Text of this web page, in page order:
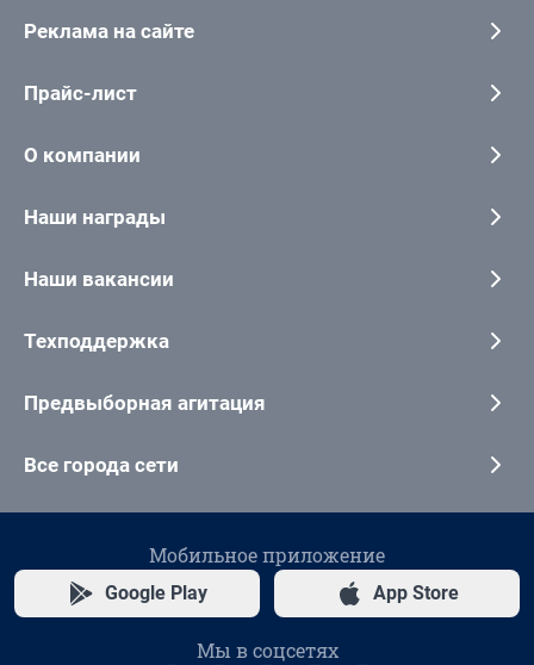
Реклама на сайте
Прайс-лист
О компании
Наши награды
Наши вакансии
Техподдержка
Предвыборная агитация
Все города сети
Мобильное приложение
Google Play App Store
Мы в соцсетях